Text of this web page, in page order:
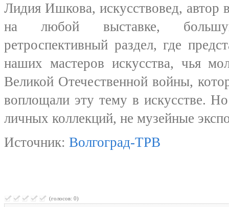
Лидия Ишкова, искусствовед, автор
на любой выставке,
ретроспективный раздел, где
наших мастеров искусства, чья
Великой Отечественной войны,
воплощали эту тему в искусстве.
личных коллекций, не музейные
Источник: Волгоград-ТРВ
(голосов: 0)